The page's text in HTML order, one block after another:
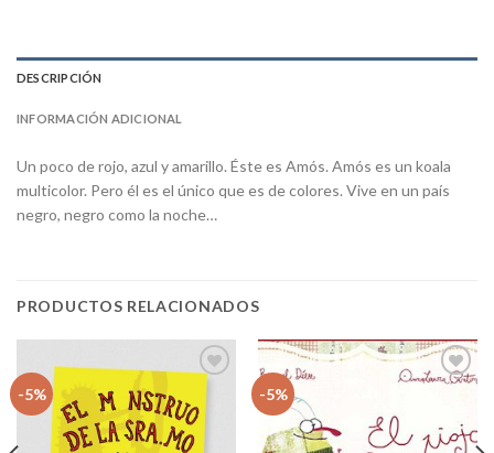
DESCRIPCIÓN
INFORMACIÓN ADICIONAL
Un poco de rojo, azul y amarillo. Éste es Amós. Amós es un koala
multicolor. Pero él es el único que es de colores. Vive en un país
negro, negro como la noche…
PRODUCTOS RELACIONADOS
-5%
lista
de
deseos
-5%
Añadir
de
deseos